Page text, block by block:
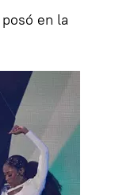
en la